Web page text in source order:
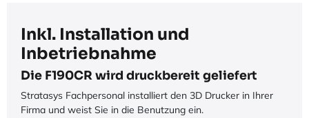
Inkl. Installation und
Inbetriebnahme
Die F190CR wird druckbereit geliefert
Stratasys Fachpersonal installiert den 3D Drucker in Ihrer
Firma und weist Sie in die Benutzung ein.